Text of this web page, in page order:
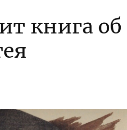
книга об